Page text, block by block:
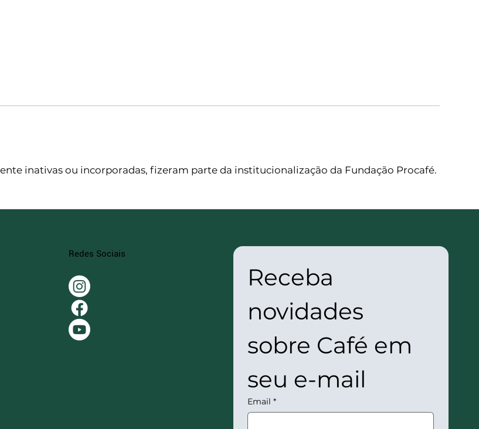
inativas ou incorporadas, fizeram parte da institucionalização da Fundação Procafé.
Redes Sociais
Receba
novidades
sobre Café em
seu e-mail
Email *